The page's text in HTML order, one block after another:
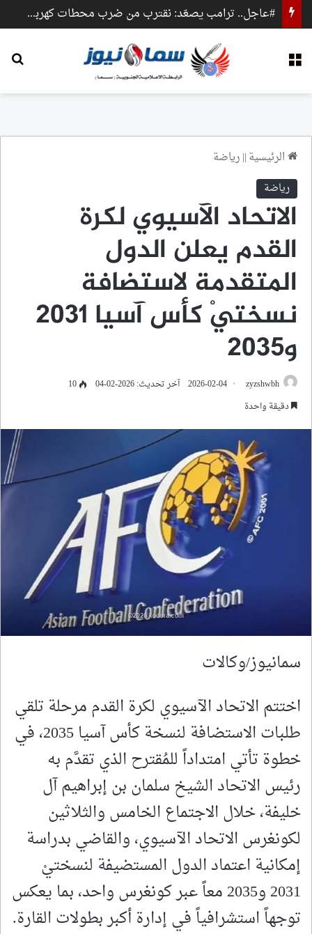
#عاجل.. ترامب يصعّد: نقترب من ضرب محطات كهرباء وجسور داخل إيران
الرئيسية||رياضة
رياضة
الاتحاد الآسيوي لكرة
القدم يعلن الدول
المتقدمة لاستضافة
نسختيْ كأس آسيا 2031
و2035
zyzshwbh
2026-02-04 آخر تحديث: 2026-02-04
10
دقيقة واحدة
سمانيوز/وكالات
اختتم الاتحاد الآسيوي لكرة القدم مرحلة تلقي
طلبات الاستضافة لنسخة كأس آسيا 2035، في
خطوة تأتي امتداداً للمُقترح الذي تقدَّم به
رئيس الاتحاد الشيخ سلمان بن إبراهيم آل
خليفة، خلال الاجتماع الخامس والثلاثين
لكونغرس الاتحاد الآسيوي، والقاضي بدراسة
إمكانية اعتماد الدول المستضيفة لنسختيْ
2031 و2035 معاً عبر كونغرس واحد، بما يعكس
توجهاً استشرافياً في إدارة أكبر بطولات القارة.